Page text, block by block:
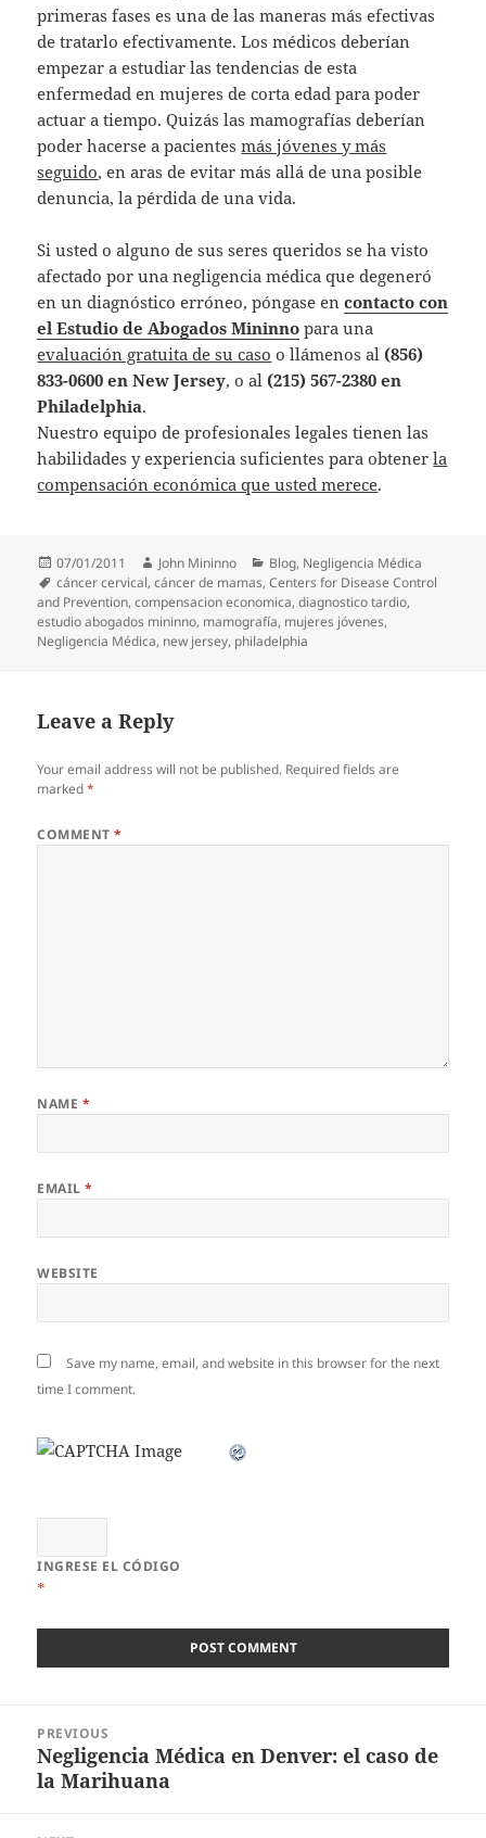
primeras fases es una de las maneras más efectivas
de tratarlo efectivamente. Los médicos deberían
empezar a estudiar las tendencias de esta
enfermedad en mujeres de corta edad para poder
actuar a tiempo. Quizás las mamografías deberían
poder hacerse a pacientesmás jóvenes y más
seguido, en aras de evitar más allá de una posible
denuncia, la pérdida de una vida.
Si usted o alguno de sus seres queridos se ha visto
afectado por una negligencia médica que degeneró
en un diagnóstico erróneo, póngase encontacto con
el Estudio de Abogados Mininno para una
evaluación gratuita de su caso o llámenos al (856)
833-0600 en New Jersey, o al (215) 567-2380 en
Philadelphia.
Nuestro equipo de profesionales legales tienen las
habilidades y experiencia suficientes para obtenerla
compensación económica que usted merece.
Posted
on
07/01/2011 Author
John Mininno Categories
Blog, Negligencia Médica
Tags
cáncer cervical,cáncer de mamas,Centers for Disease Control
and Prevention,compensacion economica,diagnostico tardio,
estudio abogados mininno, mamografía, mujeres jóvenes,
Negligencia Médica, new jersey, philadelphia
Leave a Reply
Your email address will not be published. Required fields are
marked*
COMMENT*
NAME *
EMAIL*
WEBSITE
Save my name, email, and website in this browser for the next
time I comment.
INGRESE EL CÓDIGO
*
navigation
PREVIOUS
Previous
post:
Negligencia Médica en Denver: el caso de
la Marihuana